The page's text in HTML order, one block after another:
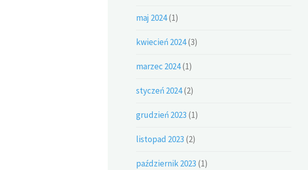
maj 2024(1)
kwiecień 2024(3)
marzec 2024(1)
styczeń 2024(2)
grudzień 2023 (1)
listopad 2023 (2)
październik 2023 (1)